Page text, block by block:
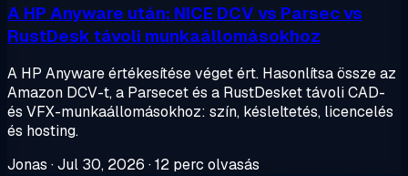
A HP Anyware után: NICE DCV vs Parsec vs
RustDesk távoli munkaállomásokhoz
A HP Anyware értékesítése véget ért. Hasonlítsa össze az
Amazon DCV-t, a Parsecet és a RustDesket távoli CAD-
és VFX-munkaállomásokhoz: szín, késleltetés, licencelés
és hosting.
Jonas ·Jul 30, 2026 ·12 perc olvasás